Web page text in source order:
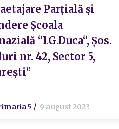
Parțială și
Școala
“I.G.Duca“, Șos.
nr. 42, Sector 5,
5 9 august 2023